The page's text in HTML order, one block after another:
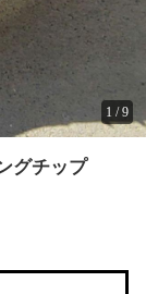
1 /9
グチップ